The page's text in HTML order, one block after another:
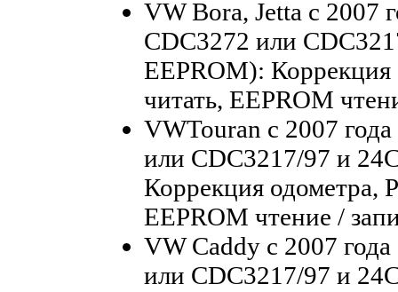
VW Bora, Jetta с 2007
CDC3272 или
EEPROM): Коррекция
читать, EEPROM
VWTouran с 2007
или CDC3217/97 и
Коррекция одометра,
EEPROM чтение /
VW Caddy с 2007
или CDC3217/97 и